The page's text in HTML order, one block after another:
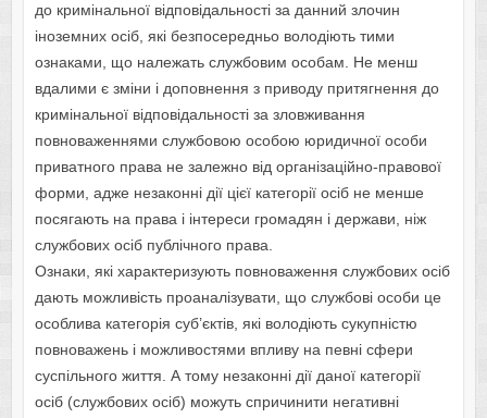
до кримінальної відповідальності за данний злочин
іноземних осіб, які безпосередньо володіють тими
ознаками, що належать службовим особам. Не менш
вдалими є зміни і доповнення з приводу притягнення до
кримінальної відповідальності за зловживання
повноваженнями службовою особою юридичної особи
приватного права не залежно від організаційно-правової
форми, адже незаконні дії цієї категорії осіб не менше
посягають на права і інтереси громадян і держави, ніж
службових осіб публічного права.
Ознаки, які характеризують повноваження службових осіб
дають можливість проаналізувати, що службові особи це
особлива категорія суб’єктів, які володіють сукупністю
повноважень і можливостями впливу на певні сфери
суспільного життя. А тому незаконні дії даної категорії
осіб (службових осіб) можуть спричинити негативні